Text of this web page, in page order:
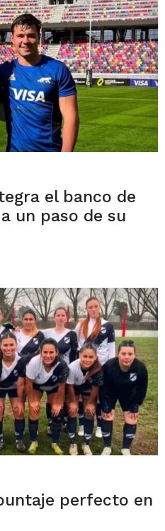
el banco de
un paso de su
perfecto en